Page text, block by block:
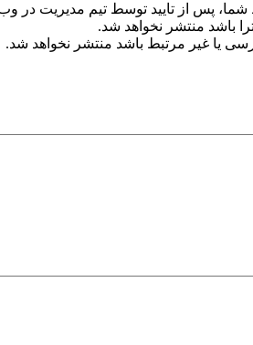
پس از تایید توسط تیم مدیریت در
باشد منتشر نخواهد شد.
یا غیر مرتبط باشد منتشر نخواهد شد.